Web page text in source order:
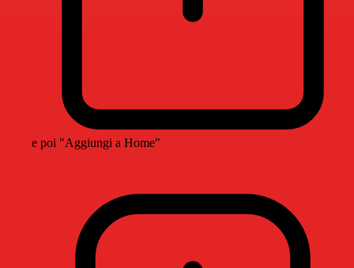
e poi "Aggiungi a Home"